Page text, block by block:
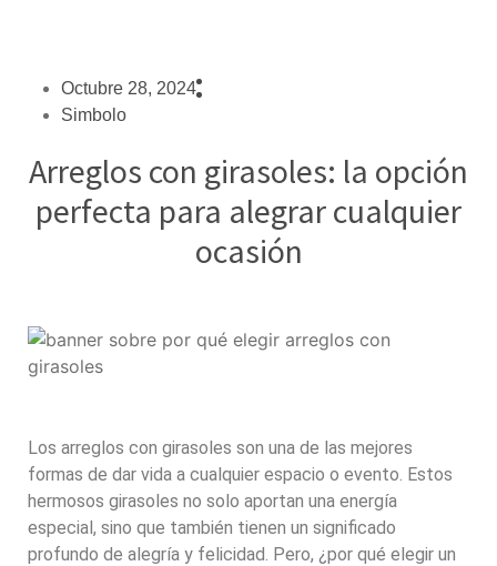
Octubre 28, 2024
Simbolo
Arreglos con girasoles: la opción
perfecta para alegrar cualquier
ocasión
Los arreglos con girasoles son una de las mejores
formas de dar vida a cualquier espacio o evento. Estos
hermosos girasoles no solo aportan una energía
especial, sino que también tienen un significado
profundo de alegría y felicidad. Pero, ¿por qué elegir un